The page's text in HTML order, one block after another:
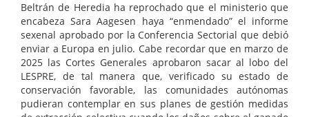
Beltrán de Heredia ha reprochado que el ministerio que
encabeza Sara Aagesen haya “enmendado” el informe
sexenal aprobado por la Conferencia Sectorial que debió
enviar a Europa en julio. Cabe recordar que en marzo de
2025 las Cortes Generales aprobaron sacar al lobo del
LESPRE, de tal manera que, verificado su estado de
conservación favorable, las comunidades autónomas
pudieran contemplar en sus planes de gestión medidas